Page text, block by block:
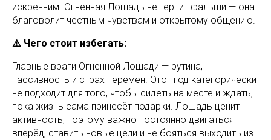
искренним. Огненная Лошадь не терпит фальши — она
благоволит честным чувствам и открытому общению.
⚠️ Чего стоит избегать:
Главные враги Огненной Лошади — рутина,
пассивность и страх перемен. Этот год категорически
не подходит для того, чтобы сидеть на месте и ждать,
пока жизнь сама принесёт подарки. Лошадь ценит
активность, поэтому важно постоянно двигаться
вперёд, ставить новые цели и не бояться выходить из